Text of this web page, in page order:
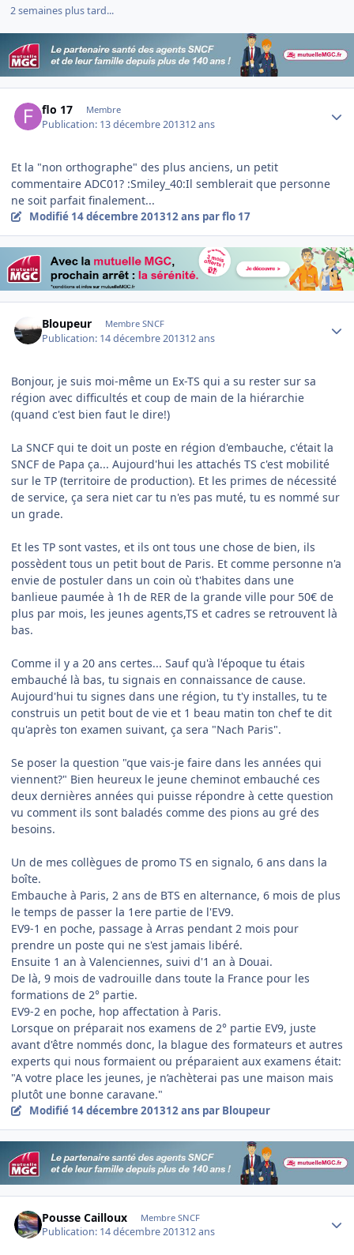
2 semaines plus tard...
flo 17 Membre
Publication: 13 décembre 201312 ans
Et la "non orthographe" des plus anciens, un petit
commentaire ADC01? :Smiley_40:Il semblerait que personne
ne soit parfait finalement...
Modifié 14 décembre 201312 ans par flo 17
Bloupeur Membre SNCF
Publication: 14 décembre 201312 ans
Bonjour, je suis moi-même un Ex-TS qui a su rester sur sa
région avec difficultés et coup de main de la hiérarchie
(quand c'est bien faut le dire!)
La SNCF qui te doit un poste en région d'embauche, c'était la
SNCF de Papa ça... Aujourd'hui les attachés TS c'est mobilité
sur le TP (territoire de production). Et les primes de nécessité
de service, ça sera niet car tu n'es pas muté, tu es nommé sur
un grade.
Et les TP sont vastes, et ils ont tous une chose de bien, ils
possèdent tous un petit bout de Paris. Et comme personne n'a
envie de postuler dans un coin où t'habites dans une
banlieue paumée à 1h de RER de la grande ville pour 50€ de
plus par mois, les jeunes agents,TS et cadres se retrouvent là
bas.
Comme il y a 20 ans certes... Sauf qu'à l'époque tu étais
embauché là bas, tu signais en connaissance de cause.
Aujourd'hui tu signes dans une région, tu t'y installes, tu te
construis un petit bout de vie et 1 beau matin ton chef te dit
qu'après ton examen suivant, ça sera "Nach Paris".
Se poser la question "que vais-je faire dans les années qui
viennent?" Bien heureux le jeune cheminot embauché ces
deux dernières années qui puisse répondre à cette question
vu comment ils sont baladés comme des pions au gré des
besoins.
Un de mes collègues de promo TS en signalo, 6 ans dans la
boîte.
Embauche à Paris, 2 ans de BTS en alternance, 6 mois de plus
le temps de passer la 1ere partie de l'EV9.
EV9-1 en poche, passage à Arras pendant 2 mois pour
prendre un poste qui ne s'est jamais libéré.
Ensuite 1 an à Valenciennes, suivi d'1 an à Douai.
De là, 9 mois de vadrouille dans toute la France pour les
formations de 2° partie.
EV9-2 en poche, hop affectation à Paris.
Lorsque on préparait nos examens de 2° partie EV9, juste
avant d'être nommés donc, la blague des formateurs et autres
experts qui nous formaient ou préparaient aux examens était:
"A votre place les jeunes, je n’achèterai pas une maison mais
plutôt une bonne caravane."
Modifié 14 décembre 201312 ans par Bloupeur
Pousse Cailloux Membre SNCF
Publication: 14 décembre 201312 ans